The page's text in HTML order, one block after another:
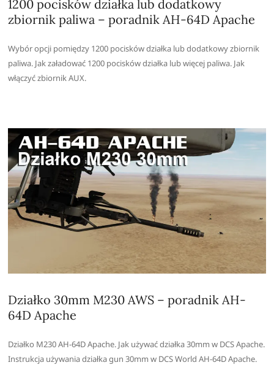
1200 pocisków działka lub dodatkowy
zbiornik paliwa – poradnik AH-64D Apache
Wybór opcji pomiędzy 1200 pocisków działka lub dodatkowy zbiornik
paliwa. Jak załadować 1200 pocisków działka lub więcej paliwa. Jak
włączyć zbiornik AUX.
Działko 30mm M230 AWS – poradnik AH-
64D Apache
Działko M230 AH-64D Apache. Jak używać działka 30mm w DCS Apache.
Instrukcja używania działka gun 30mm w DCS World AH-64D Apache.